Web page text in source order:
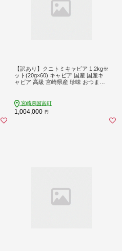
【訳あり】クニトミキャビア 1.2kgセ
ット(20g×60) キャビア 国産 国産キ
ャビア 高級 宮崎県産 珍味 おつまみ
パン 記念日 ご褒美 おもてなし 魚卵
宮崎県 国富町
宮崎県国富町
1,004,000 円